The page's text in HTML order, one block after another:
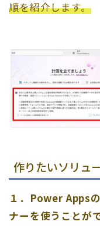
順を紹介します。
作りたいソリュ
１．Power Apps
ナーを使うことが